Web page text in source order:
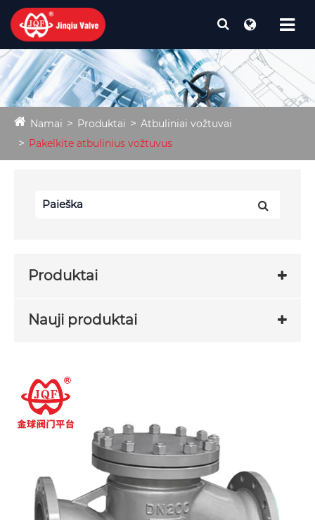
Namai Produktai
Atbuliniai vožtuvai
Pakelkite atbulinius vožtuvus
Produktai
Nauji produktai